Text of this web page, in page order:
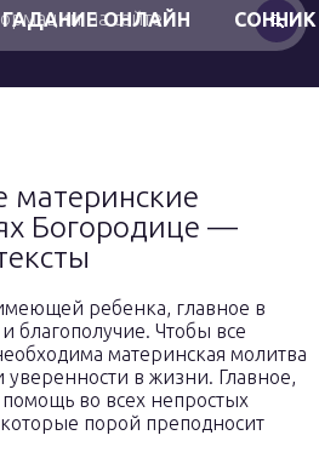
ГАДАНИЕ ОНЛАЙН СОННИК
материнские
Богородице —
ребенка, главное в
благополучие. Чтобы все
материнская молитва
уверенности в жизни. Главное,
во всех непростых
порой преподносит